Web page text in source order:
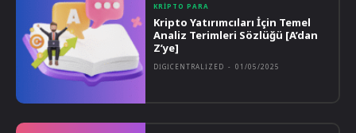
KRIPTO PARA
Kripto Yatırımcıları İçin Temel
Analiz Terimleri Sözlüğü [A’dan
Z’ye]
DIGICENTRALIZED - 01/05/2025